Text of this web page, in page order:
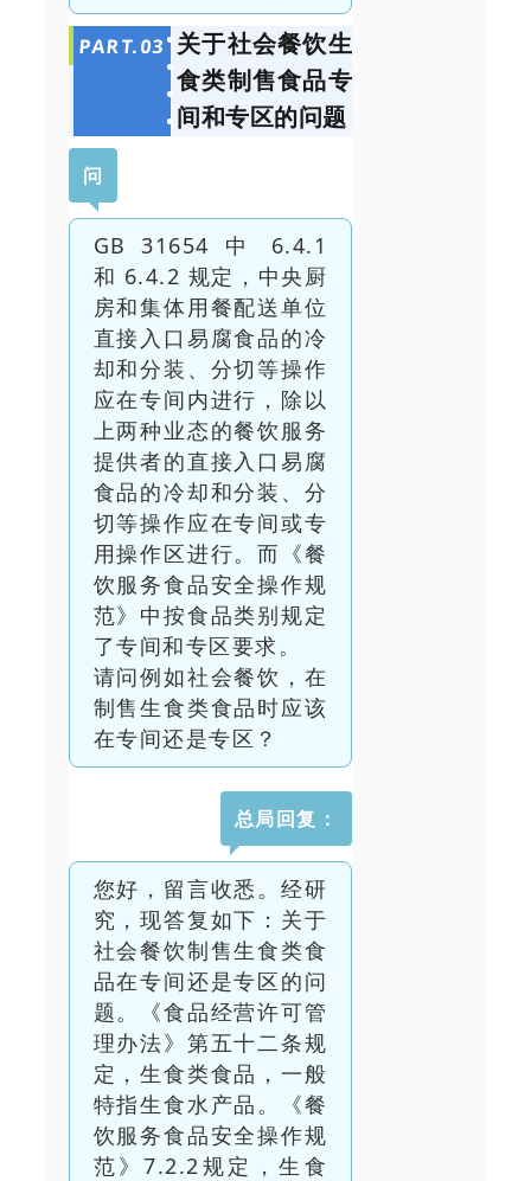
PART.03 关于社会餐饮生
食类制售食品专
间和专区的问题
问
GB 31654 中 6.4.1
和 6.4.2 规定，中央厨
房和集体用餐配送单位
直接入口易腐食品的冷
却和分装、分切等操作
应在专间内进行，除以
上两种业态的餐饮服务
提供者的直接入口易腐
食品的冷却和分装、分
切等操作应在专间或专
用操作区进行。而《餐
饮服务食品安全操作规
范》中按食品类别规定
了专间和专区要求。
请问例如社会餐饮，在
制售生食类食品时应该
在专间还是专区？
总局回复：
您好，留言收悉。经研
究，现答复如下：关于
社会餐饮制售生食类食
品在专间还是专区的问
题。《食品经营许可管
理办法》第五十二条规
定，生食类食品，一般
特指生食水产品。《餐
饮服务食品安全操作规
范》7.2.2规定，生食